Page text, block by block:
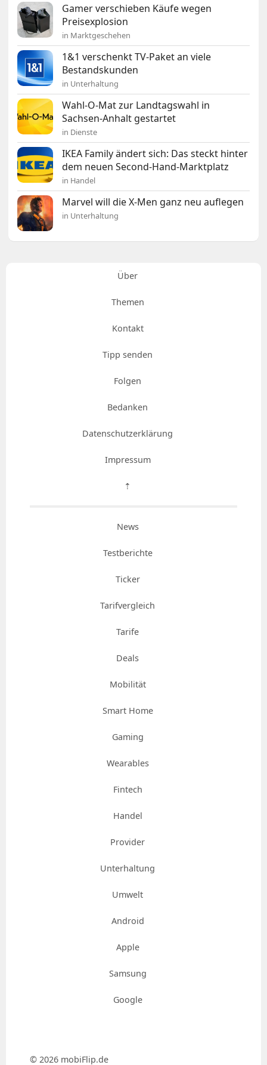
Gamer verschieben Käufe wegen
Preisexplosion
in Marktgeschehen
1&1 verschenkt TV-Paket an viele
Bestandskunden
in Unterhaltung
Wahl-O-Mat zur Landtagswahl in
Sachsen-Anhalt gestartet
in Dienste
IKEA Family ändert sich: Das steckt hinter
dem neuen Second-Hand-Marktplatz
in Handel
Marvel will die X-Men ganz neu auflegen
in Unterhaltung
Über
Themen
Kontakt
Tipp senden
Folgen
Bedanken
Datenschutzerklärung
Impressum
⇡
News
Testberichte
Ticker
Tarifvergleich
Tarife
Deals
Mobilität
Smart Home
Gaming
Wearables
Fintech
Handel
Provider
Unterhaltung
Umwelt
Android
Apple
Samsung
Google
© 2026 mobiFlip.de